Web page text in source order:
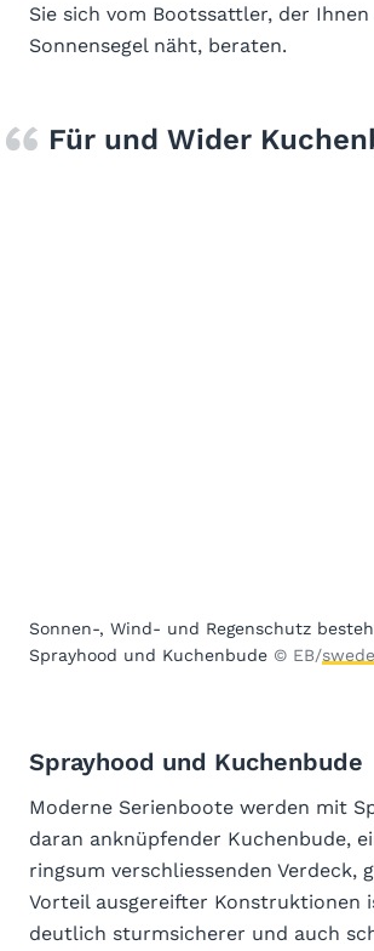
Sie sich vom Bootssattler, der Ihnen
Sonnensegel näht, beraten.
Für und Wider
Sonnen-, Wind- und Regenschutz
Sprayhood und Kuchenbude © EB/
Sprayhood und Kuchenbude
Moderne Serienboote werden mit
daran anknüpfender Kuchenbude,
ringsum verschliessenden Verdeck,
Vorteil ausgereifter Konstruktionen
deutlich sturmsicherer und auch